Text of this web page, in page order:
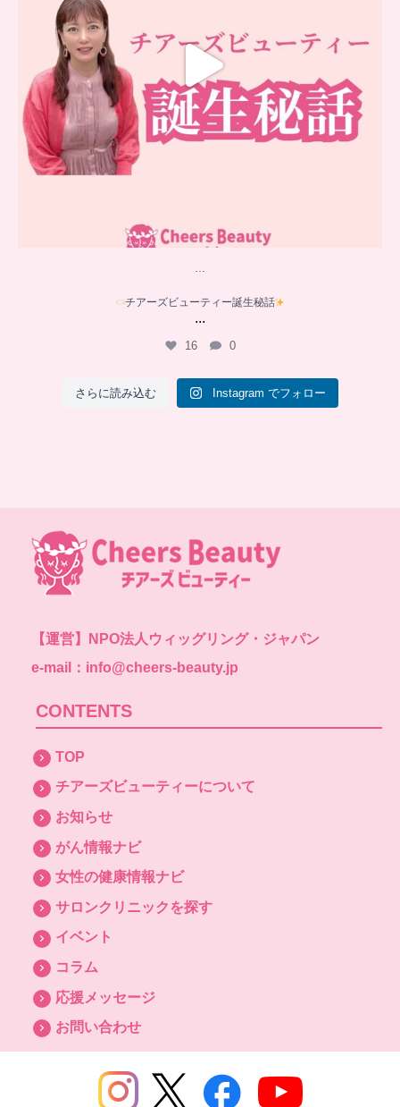
…
チアーズビューティー誕生秘話
...
16 0
さらに読み込む Instagram でフォロー
【運営】
NPO法人ウィッグリング・ジャパン
e-mail：info@cheers-beauty.jp
CONTENTS
TOP
チアーズビューティーについて
お知らせ
がん情報ナビ
女性の健康情報ナビ
サロンクリニックを探す
イベント
コラム
応援メッセージ
お問い合わせ